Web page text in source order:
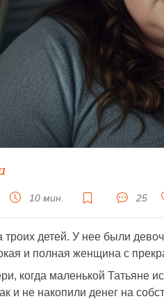
10 мин. 25
троих детей. У нее были
и полная женщина с
когда маленькой Татьяне
и не накопили денег на